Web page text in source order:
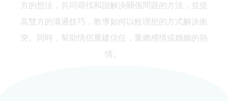
方的想法，共同尋找和諧解決關係問題的方法，並提
高雙方的溝通技巧，教導如何以較理想的方式解決衝
突。同時，幫助情侶重建信任，重燃感情或婚姻的熱
情。